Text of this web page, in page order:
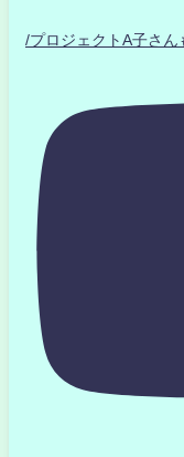
/プロジェクトA子さ